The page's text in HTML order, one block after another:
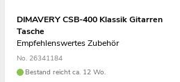
DIMAVERY CSB-400 Klassik Gitarren
Tasche
Empfehlenswertes Zubehör
No. 26341184
Bestand reicht ca. 12 Wo.